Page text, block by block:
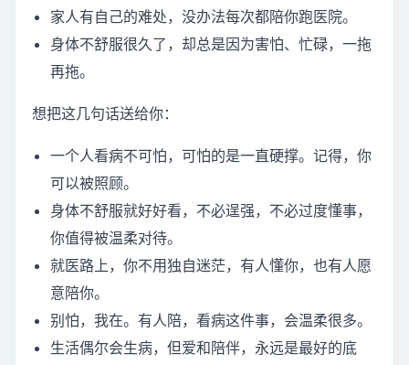
家人有自己的难处，没办法每次都陪你跑医院。
身体不舒服很久了，却总是因为害怕、忙碌，一拖
再拖。
想把这几句话送给你：
一个人看病不可怕，可怕的是一直硬撑。记得，你
可以被照顾。
身体不舒服就好好看，不必逞强，不必过度懂事，
你值得被温柔对待。
就医路上，你不用独自迷茫，有人懂你，也有人愿
意陪你。
别怕，我在。有人陪，看病这件事，会温柔很多。
生活偶尔会生病，但爱和陪伴，永远是最好的底